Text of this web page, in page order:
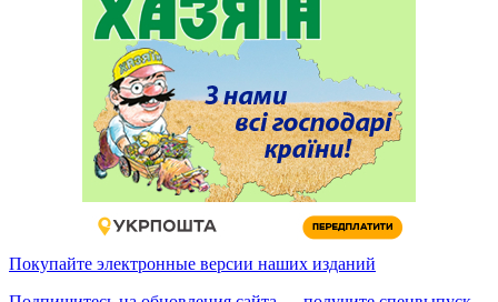
Покупайте электронные версии наших изданий